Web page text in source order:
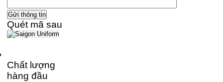
Quét mã sau
Chất lượng
hàng đầu